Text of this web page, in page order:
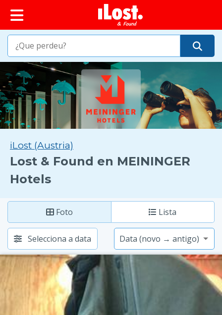
iLost (Austria)
Lost & Found en MEININGER
Hotels
Foto Lista
Selecciona a data